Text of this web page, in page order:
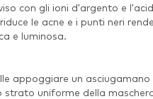
con gli ioni d'argento e
le acne e i punti neri
e luminosa.
appoggiare un
strato uniforme della